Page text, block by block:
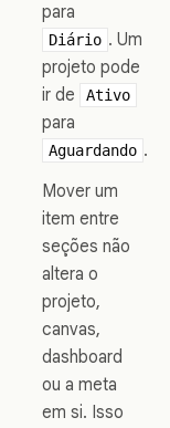
para
Diário . Um
projeto pode
ir de
Ativo
para
Aguardando .
Mover um
item entre
seções não
altera o
projeto,
canvas,
dashboard
ou a meta
em si. Isso